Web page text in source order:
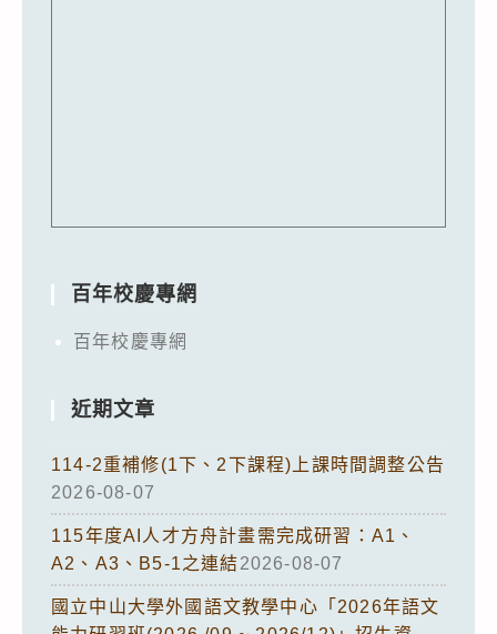
百年校慶專網
百年校慶專網
近期文章
114-2重補修(1下、2下課程)上課時間調整公告
2026-08-07
115年度AI人才方舟計畫需完成研習：A1、
A2、A3、B5-1之連結2026-08-07
國立中山大學外國語文教學中心「2026年語文